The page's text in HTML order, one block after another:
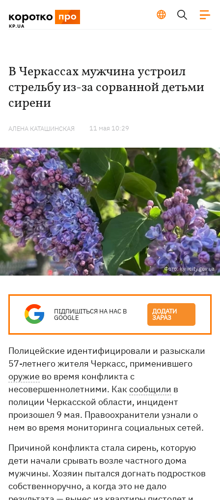
В Черкассах мужчина устроил
стрельбу из-за сорванной детьми
сирени
АЛЕНА КАТАШИНСКАЯ 11 мая 10:29
Фото: kyivcity.gov.ua
ПІДПИШІТЬСЯ НА НАС В
GOOGLE
ДОДАТИ
ЗАРАЗ
Полицейские идентифицировали и разыскали
57-летнего жителя Черкасс, применившего
оружие во время конфликта с
несовершеннолетними. Каксообщили в
полиции Черкасской области, инцидент
произошел 9 мая. Правоохранители узнали о
нем во время мониторинга социальных сетей.
Причиной конфликта стала сирень, которую
дети начали срывать возле частного дома
мужчины. Хозяин пытался догнать подростков
собственноручно, а когда это не дало